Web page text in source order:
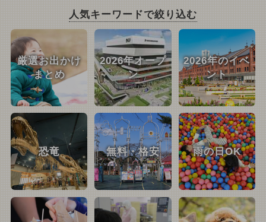
人気キーワードで絞り込む
厳選お出かけ
まとめ
2026年オープ
ン
2026年のイベ
ント
恐竜 無料・格安 雨の日OK